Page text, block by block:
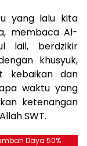
yang lalu kita
membaca Al-
lail, berdzikir
khusyuk,
kebaikan dan
waktu yang
ketenangan
SWT.
Daya 50%